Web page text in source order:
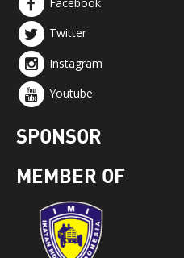
Twitter
Instagram
Youtube
SPONSOR
MEMBER OF